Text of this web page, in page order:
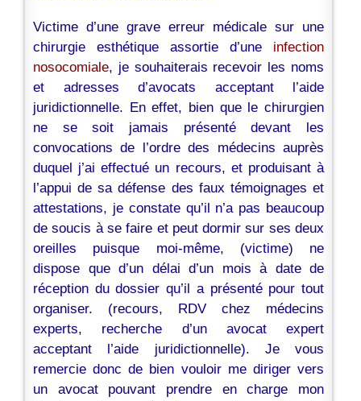
Victime d’une grave erreur médicale sur une
chirurgie esthétique assortie d’une infection
nosocomiale, je souhaiterais recevoir les noms
et adresses d’avocats acceptant l’aide
juridictionnelle. En effet, bien que le chirurgien
ne se soit jamais présenté devant les
convocations de l’ordre des médecins auprès
duquel j’ai effectué un recours, et produisant à
l’appui de sa défense des faux témoignages et
attestations, je constate qu’il n’a pas beaucoup
de soucis à se faire et peut dormir sur ses deux
oreilles puisque moi-même, (victime) ne
dispose que d’un délai d’un mois à date de
réception du dossier qu’il a présenté pour tout
organiser. (recours, RDV chez médecins
experts, recherche d’un avocat expert
acceptant l’aide juridictionnelle). Je vous
remercie donc de bien vouloir me diriger vers
un avocat pouvant prendre en charge mon